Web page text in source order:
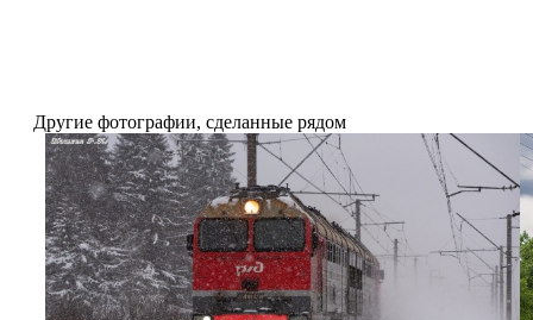
Другие фотографии, сделанные рядом